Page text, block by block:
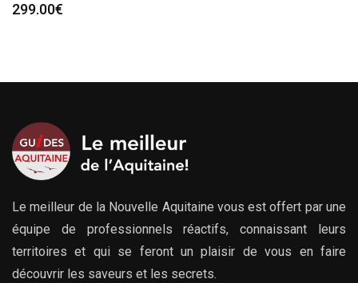
299.00€
Le meilleur de la Nouvelle Aquitaine vous est offert par une
équipe de professionnels réactifs, connaissant leurs
territoires et qui se feront un plaisir de vous en faire
découvrir les saveurs et les secrets.